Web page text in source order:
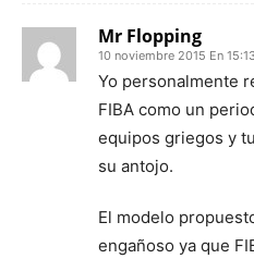
Mr Flopping
10 noviembre 2015 En 15:13
Yo personalmente
FIBA como un
equipos griegos y
su antojo.
El modelo
engañoso ya que